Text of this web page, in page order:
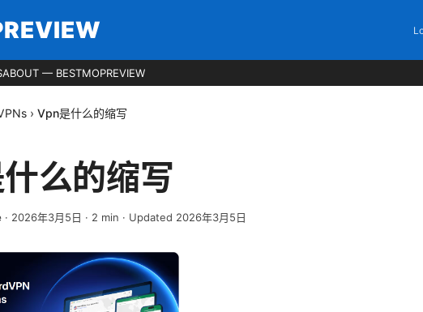
ABOUT — BESTMOPREVIEW
› Vpn是什么的缩写
么的缩写
· 2026年3月5日 · 2 min · Updated 2026年3月5日